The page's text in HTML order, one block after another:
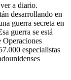
a diario.
desarrollando en
guerra secreta en
guerra se está
especialistas